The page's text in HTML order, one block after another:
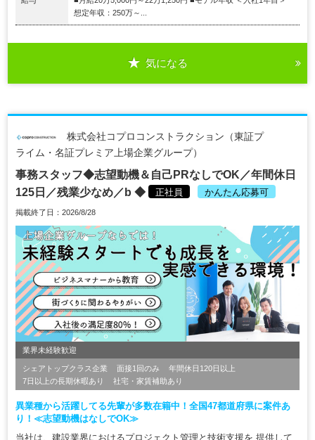
想定年収：250万～...
気になる
株式会社コプロコンストラクション（東証プ
ライム・名証プレミア上場企業グループ）
事務スタッフ◆志望動機＆自己PRなしでOK／年間休日
125日／残業少なめ／b ◆
正社員 かんたん応募可
掲載終了日：2026/8/28
業界未経験歓迎
シェアトップクラス企業 面接1回のみ
年間休日120日以上
7日以上の長期休暇あり
社宅・家賃補助あり
異業種から活躍してる先輩が多数在籍中！全国47都道府県に案件あ
り！≪志望動機はなしでOK≫
当社は、建設業界におけるプロジェクト管理と技術支援を 提供して